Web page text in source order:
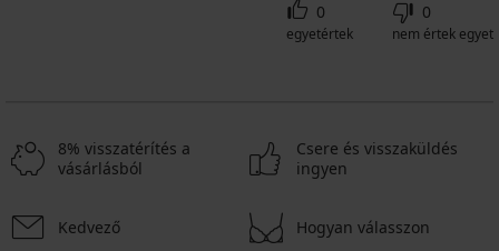
0
egyetértek
0
nem értek egyet
8% visszatérítés a
vásárlásból
Csere és visszaküldés
ingyen
Kedvező Hogyan válasszon